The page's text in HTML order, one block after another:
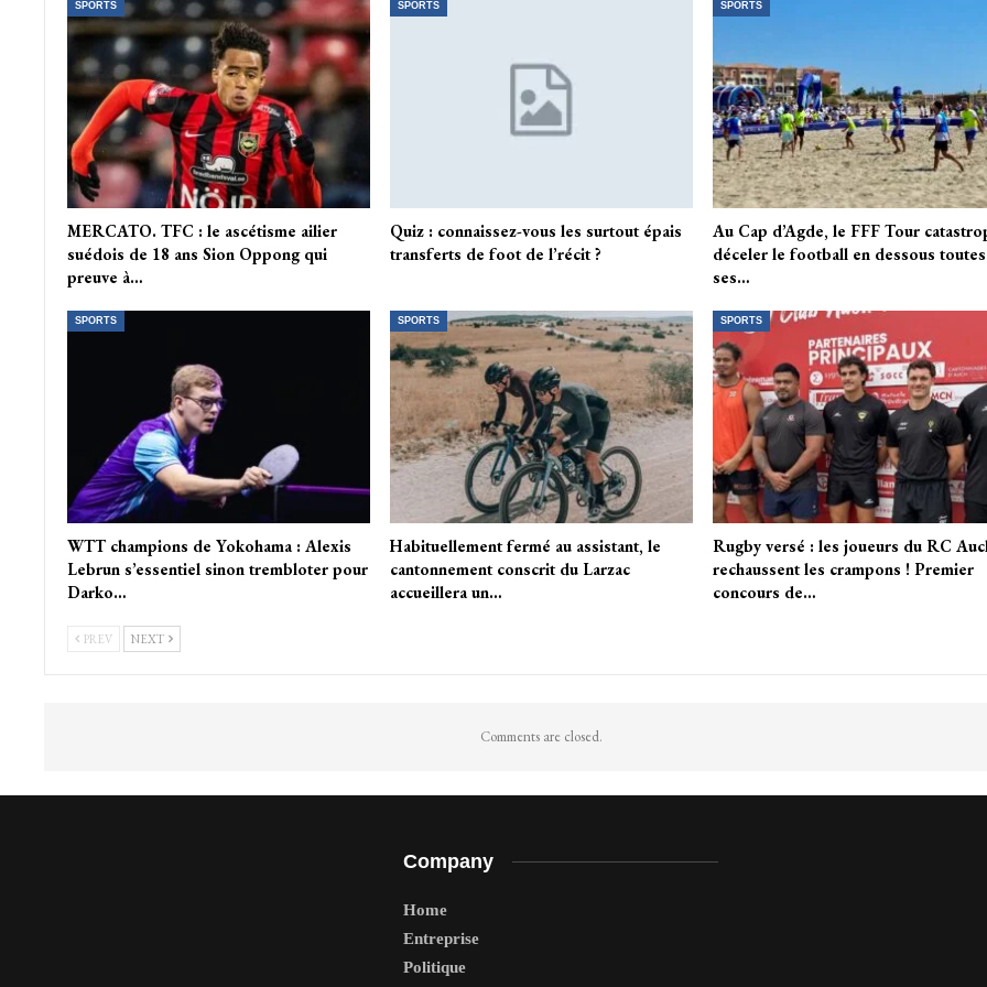
SPORTS
MERCATO. TFC : le ascétisme ailier
suédois de 18 ans Sion Oppong qui
preuve à…
SPORTS
Quiz : connaissez-vous les surtout épais
transferts de foot de l’récit ?
SPORTS
Au Cap d’Agde, le FFF Tour
déceler le football en dessous toutes
ses…
SPORTS
WTT champions de Yokohama : Alexis
Lebrun s’essentiel sinon trembloter pour
Darko…
SPORTS
Habituellement fermé au assistant, le
cantonnement conscrit du Larzac
accueillera un…
SPORTS
Rugby versé : les joueurs du RC
rechaussent les crampons ! Premier
concours de…
PREV NEXT
Comments are closed.
Company
Home
Entreprise
Politique